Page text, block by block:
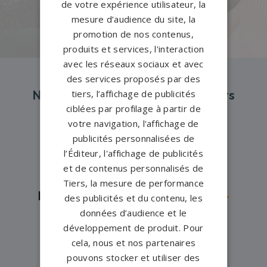
PERSONNALISEZ VOTRE MONUMENT
Nos pompes funèbres et marbriers
partenaires à proximité
Pompes funèbres -Abbeville→
Pompes funèbres -
Amiens→
Pompes funèbres -Cayeux-sur-
Mer→
Pompes funèbres -Crécy-en-
Ponthieu→
de votre expérience utilisateur, la
mesure d’audience du site, la
promotion de nos contenus,
produits et services, l'interaction
avec les réseaux sociaux et avec
des services proposés par des
tiers, l’affichage de publicités
ciblées par profilage à partir de
votre navigation, l'affichage de
publicités personnalisées de
l’Éditeur, l'affichage de publicités
et de contenus personnalisés de
Tiers, la mesure de performance
des publicités et du contenu, les
données d’audience et le
développement de produit. Pour
cela, nous et nos partenaires
pouvons stocker et utiliser des